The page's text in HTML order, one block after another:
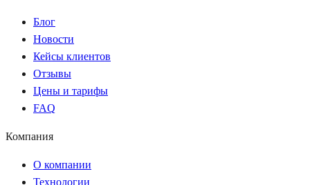
Блог
Новости
Кейсы клиентов
Отзывы
Цены и тарифы
FAQ
Компания
О компании
Технологии